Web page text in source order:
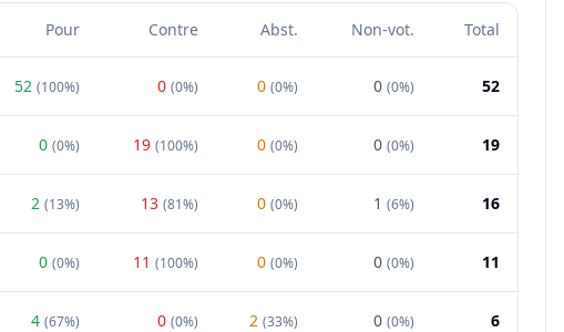
Pour Contre Abst. Non-vot. Total
52 (100%) 0 (0%) 0 (0%) 0 (0%) 52
0 (0%) 19 (100%) 0 (0%) 0 (0%) 19
2 (13%) 13 (81%) 0 (0%) 1 (6%) 16
0 (0%) 11 (100%) 0 (0%) 0 (0%) 11
4 (67%) 0 (0%) 2 (33%) 0 (0%) 6